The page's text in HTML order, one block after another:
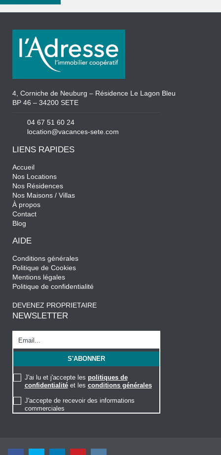
4, Corniche de Neuburg – Résidence Le Lagon Bleu
BP 46 – 34200 SETE
04 67 51 60 24
location@vacances-sete.com
LIENS RAPIDES
Accueil
Nos Locations
Nos Résidences
Nos Maisons / Villas
À propos
Contact
Blog
AIDE
Conditions générales
Politique de Cookies
Mentions légales
Politique de confidentialité
DEVENEZ PROPRIETAIRE
NEWSLETTER
J'ai lu et j'accepte les politiques de
confidentialitéet les conditions générales
J'accepte de recevoir des informations
commerciales